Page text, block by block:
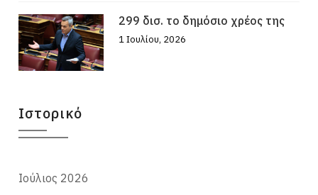
299 δισ. το δημόσιο χρέος της
1 Ιουλίου, 2026
Ιστορικό
Ιούλιος 2026